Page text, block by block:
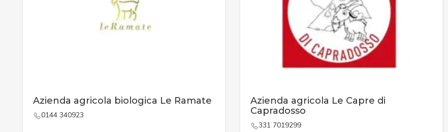
Azienda agricola biologica Le Ramate
0144 340923
Azienda agricola Le Capre di
Capradosso
331 7019299